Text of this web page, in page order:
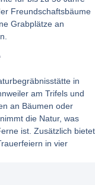
Freundschaftsbäume
Grabplätze an
in
am Trifels und
an Bäumen oder
die Natur, was
ist. Zusätzlich bietet
in vier